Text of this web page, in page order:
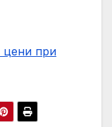
цени при